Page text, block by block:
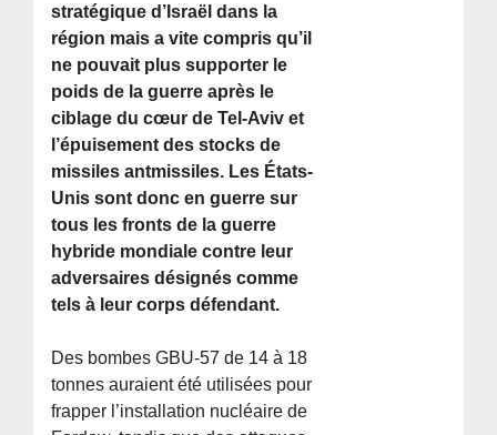
stratégique d’Israël dans la
région mais a vite compris qu’il
ne pouvait plus supporter le
poids de la guerre après le
ciblage du cœur de Tel-Aviv et
l’épuisement des stocks de
missiles antmissiles. Les États-
Unis sont donc en guerre sur
tous les fronts de la guerre
hybride mondiale contre leur
adversaires désignés comme
tels à leur corps défendant.
Des bombes GBU-57 de 14 à 18
tonnes auraient été utilisées pour
frapper l’installation nucléaire de